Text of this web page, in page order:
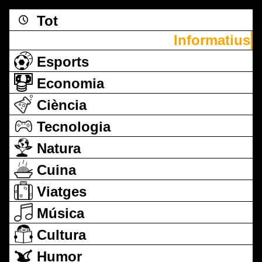
Tot
Informatius
Esports
Economia
Ciència
Tecnologia
Natura
Cuina
Viatges
Música
Cultura
Humor